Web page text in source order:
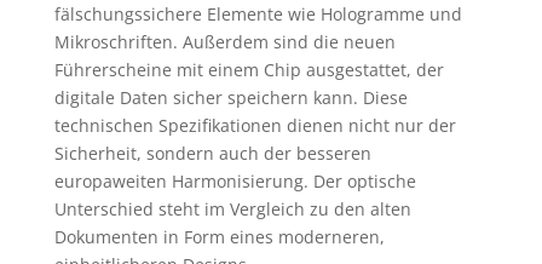
fälschungssichere Elemente wie Hologramme und
Mikroschriften. Außerdem sind die neuen
Führerscheine mit einem Chip ausgestattet, der
digitale Daten sicher speichern kann. Diese
technischen Spezifikationen dienen nicht nur der
Sicherheit, sondern auch der besseren
europaweiten Harmonisierung. Der optische
Unterschied steht im Vergleich zu den alten
Dokumenten in Form eines moderneren,